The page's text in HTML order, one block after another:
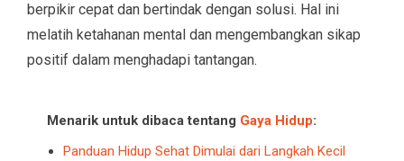
berpikir cepat dan bertindak dengan solusi. Hal ini
melatih ketahanan mental dan mengembangkan sikap
positif dalam menghadapi tantangan.
Menarik untuk dibaca tentang Gaya Hidup:
Panduan Hidup Sehat Dimulai dari Langkah Kecil